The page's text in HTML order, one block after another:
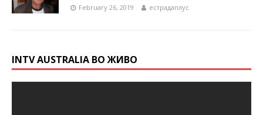
February 26, 2019 естрадаплус
INTV AUSTRALIA ВО ЖИВО